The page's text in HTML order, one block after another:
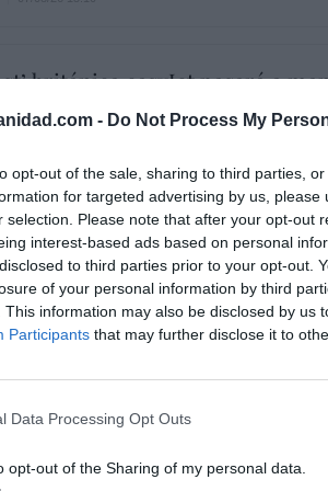
- Do Not Process My
opt-out of the sale, sharing to third parties,
for targeted advertising by us,
selection. Please note that after your opt-out
interest-based ads based on personal
to third parties prior to your opt-out.
of your personal information by third
This information may also be disclosed by us
Participants that may further disclose it to
Data Processing Opt Outs
opt-out of the Sharing of my personal data.
británica easyJet pasará a
posible: Apollo... pero no podrá
total
07/08/26 14:09
Comienza el diálogo entre
de la oposición, pero los
Corina
07/08/26 11:46
velocidad caen un 15,5% hasta